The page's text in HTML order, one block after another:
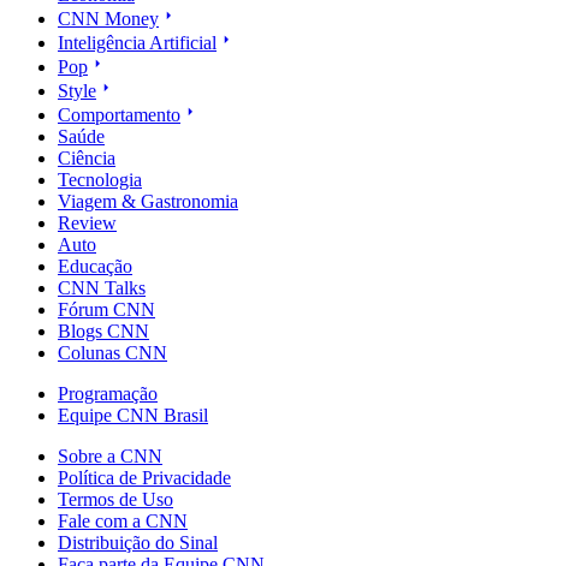
CNN Money
Inteligência Artificial
Pop
Style
Comportamento
Saúde
Ciência
Tecnologia
Viagem & Gastronomia
Review
Auto
Educação
CNN Talks
Fórum CNN
Blogs CNN
Colunas CNN
Programação
Equipe CNN Brasil
Sobre a CNN
Política de Privacidade
Termos de Uso
Fale com a CNN
Distribuição do Sinal